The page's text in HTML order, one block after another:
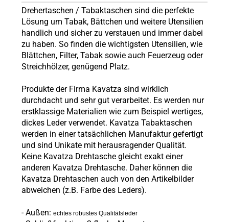
Drehertaschen / Tabaktaschen sind die perfekte
Lösung um Tabak, Bättchen und weitere Utensilien
handlich und sicher zu verstauen und immer dabei
zu haben. So finden die wichtigsten Utensilien, wie
Blättchen, Filter, Tabak sowie auch Feuerzeug oder
Streichhölzer, genügend Platz.
Produkte der Firma Kavatza sind wirklich
durchdacht und sehr gut verarbeitet. Es werden nur
erstklassige Materialien wie zum Beispiel wertiges,
dickes Leder verwendet. Kavatza Tabaktaschen
werden in einer tatsächlichen Manufaktur gefertigt
und sind Unikate mit herausragender Qualität.
Keine Kavatza Drehtasche gleicht exakt einer
anderen Kavatza Drehtasche. Daher können die
Kavatza Drehtaschen auch von den Artikelbilder
abweichen (z.B. Farbe des Leders).
- Außen: echtes robustes Qualitätsleder